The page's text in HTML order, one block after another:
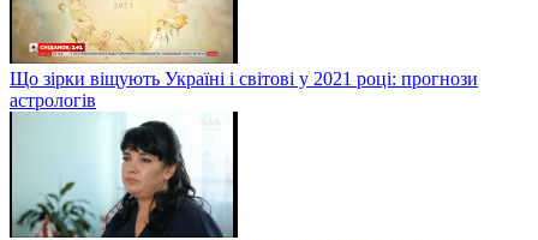
Що зірки віщують Україні і світові у 2021 році: прогнози
астрологів